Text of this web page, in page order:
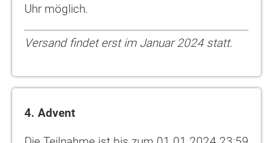
Uhr möglich.
Versand findet erst im Januar 2024 statt.
4. Advent